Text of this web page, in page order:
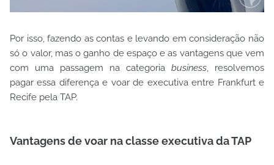
Por isso, fazendo as contas e levando em consideração não
só o valor, mas o ganho de espaço e as vantagens que vem
com uma passagem na categoria business, resolvemos
pagar essa diferença e voar de executiva entre Frankfurt e
Recife pela TAP.
Vantagens de voar na classe executiva da TAP